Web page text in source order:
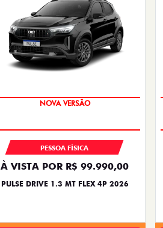
NOVA VERSÃO
PESSOA FÍSICA
À VISTA POR R$ 99.990,00
PULSE DRIVE 1.3 MT FLEX 4P 2026